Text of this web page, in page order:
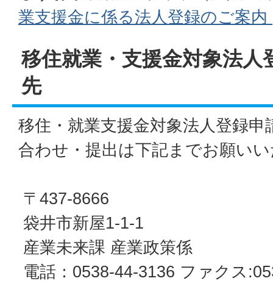
業支援金に係る法人登録のご案
移住就業・支援金対象法人
先
移住・就業支援金対象法人登録
合わせ・提出は下記までお願い
〒437-8666
袋井市新屋1-1-1
産業未来課 産業政策係
電話：0538-44-3136 ファクス